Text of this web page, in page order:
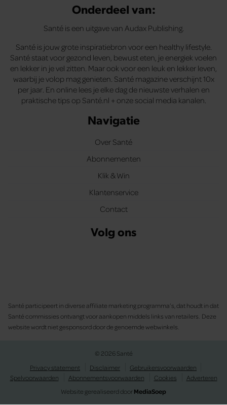
Onderdeel van:
Santé is een uitgave van Audax Publishing.
Santé is jouw grote inspiratiebron voor een healthy lifestyle.
Santé staat voor gezond leven, bewust eten, je energiek voelen
en lekker in je vel zitten. Maar ook voor een leuk en lekker leven,
waarbij je volop mag genieten. Santé magazine verschijnt 10x
per jaar. En online lees je elke dag de nieuwste verhalen en
praktische tips op Santé.nl + onze social media kanalen.
Navigatie
Over Santé
Abonnementen
Klik & Win
Klantenservice
Contact
Volg ons
Santé participeert in diverse affiliate marketing programma’s, dat houdt in dat
Santé commissies ontvangt voor aankopen middels links van retailers. Deze
website wordt niet gesponsord door de genoemde webwinkels.
© 2026 Santé
Privacy statement
Disclaimer
Gebruikersvoorwaarden
Spelvoorwaarden
Abonnementsvoorwaarden Cookies
Adverteren
Website gerealiseerd doorMediaSoep